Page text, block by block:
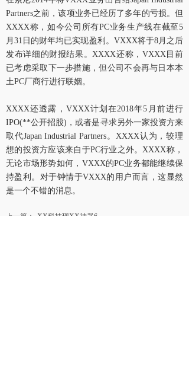
Partners之前，该项业务已经历了多年的亏损。但
XXXX称，如今公司所有PC业务生产线在截至5
月31日的财年均已实现盈利。VXXX将于8月之后
发布详细的财报结果。XXXX还称，VXXX目前
已考虑采取下一步措施，但公司不会再与日本本
土PC厂商行进行联姻。
XXXX还透露，VXXX计划在2018年5月前进行
IPO(**公开招股)，或者是寻求另外一家投资方来
取代Japan Industrial Partners。XXXX认为，较理
想的投资方应该来自于PC行业之外。XXXX称，
无论市场形势如何，VXXX的PC业务都能继续保
持盈利。对于钟情于VXXX的用户而言，这显然
是一个不错的消息。
上一篇：
XX科技现XX神器6......